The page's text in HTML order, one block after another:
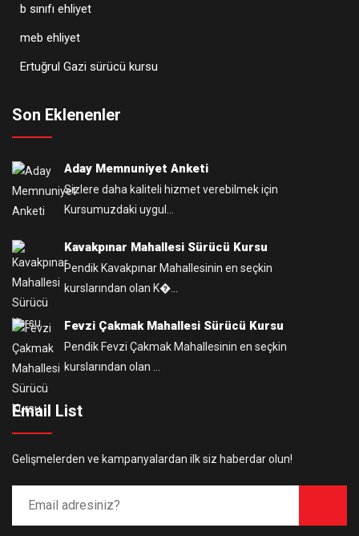
b sınıfı ehliyet
meb ehliyet
Ertuğrul Gazi sürücü kursu
Son Eklenenler
Aday Memnuniyet Anketi
Sizlere daha kaliteli hizmet verebilmek için
Kursumuzdaki uygul...
Kavakpınar Mahallesi Sürücü Kursu
Pendik Kavakpınar Mahallesinin en seçkin
kurslarından olan K�...
Fevzi Çakmak Mahallesi Sürücü Kursu
Pendik Fevzi Çakmak Mahallesinin en seçkin
kurslarından olan ...
Email List
Gelişmelerden ve kampanyalardan ilk siz haberdar olun!